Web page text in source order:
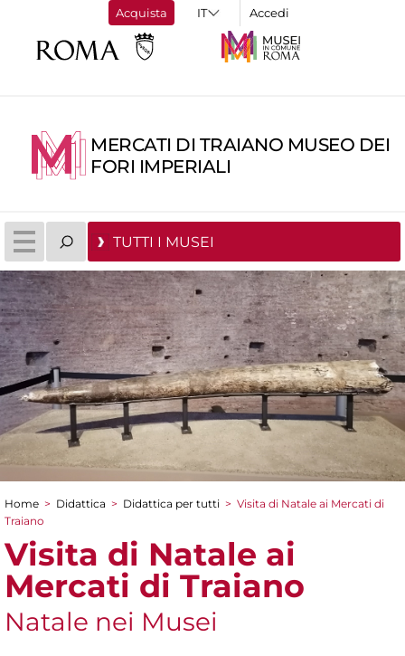
Acquista Accedi
MERCATI DI TRAIANO MUSEO DEI
FORI IMPERIALI
TUTTI I MUSEI
Tu sei qui
Home > Didattica > Didattica per tutti > Visita di Natale ai Mercati di
Traiano
Visita di Natale ai
Mercati di Traiano
Natale nei Musei